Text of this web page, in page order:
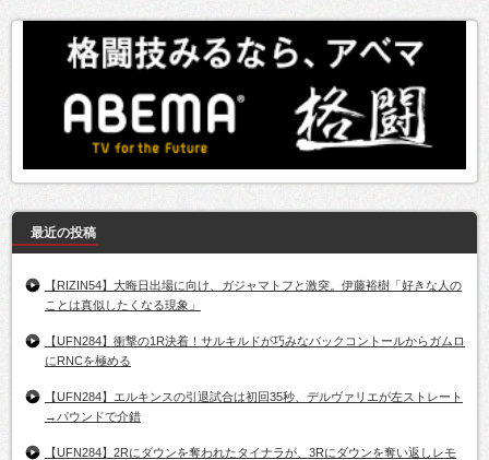
最近の投稿
【RIZIN54】大晦日出場に向け、ガジャマトフと激突。伊藤裕樹「好きな人の
ことは真似したくなる現象」
【UFN284】衝撃の1R決着！サルキルドが巧みなバックコントールからガムロ
にRNCを極める
【UFN284】エルキンスの引退試合は初回35秒、デルヴァリエが左ストレート
→パウンドで介錯
【UFN284】2Rにダウンを奪われたタイナラが、3Rにダウンを奪い返しレモ